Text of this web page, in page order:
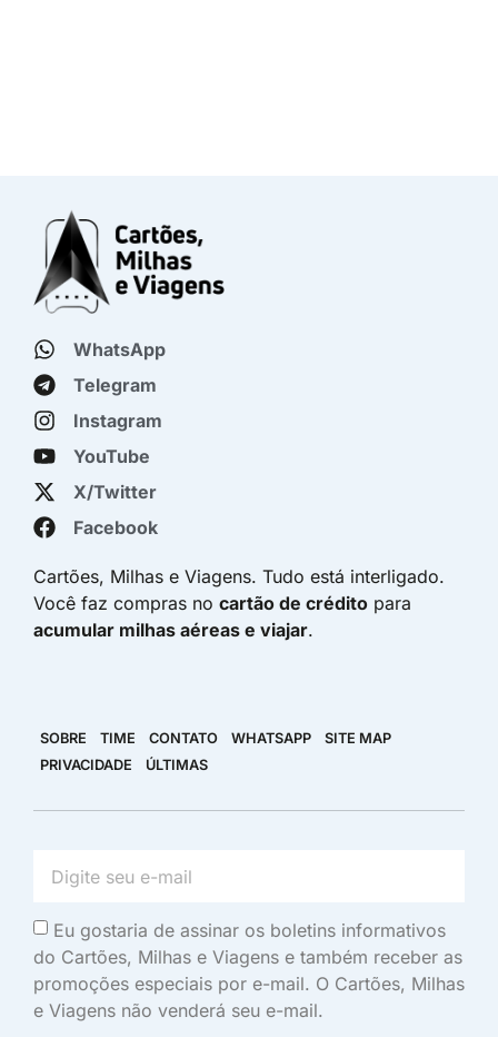
WhatsApp
Telegram
Instagram
YouTube
X/Twitter
Facebook
Cartões, Milhas e Viagens. Tudo está interligado.
Você faz compras no cartão de crédito para
acumular milhas aéreas e viajar.
SOBRE TIME CONTATO WHATSAPP
SITE MAP
PRIVACIDADE
ÚLTIMAS
Eu gostaria de assinar os boletins informativos
do Cartões, Milhas e Viagens e também receber as
promoções especiais por e-mail. O Cartões, Milhas
e Viagens não venderá seu e-mail.